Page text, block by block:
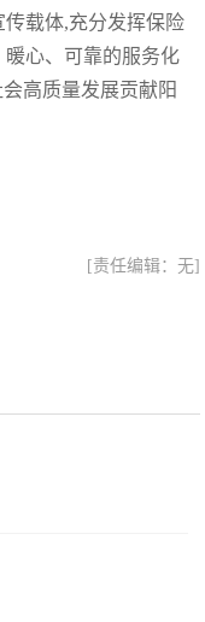
载体,充分发挥保险
心、可靠的服务化
高质量发展贡献阳
[责任编辑：无]